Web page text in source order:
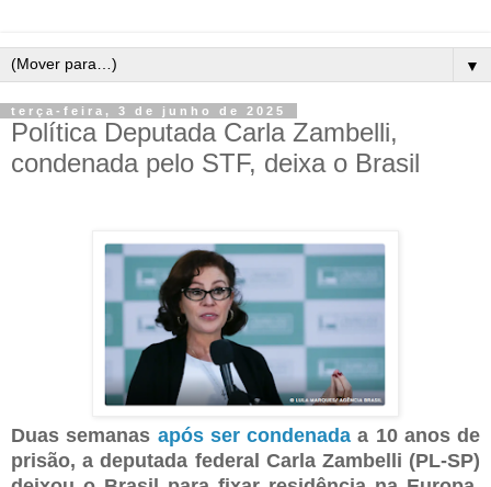
▼
terça-feira, 3 de junho de 2025
Política Deputada Carla Zambelli,
condenada pelo STF, deixa o Brasil
Duas semanas após ser condenada a 10 anos de
prisão, a deputada federal Carla Zambelli (PL-SP)